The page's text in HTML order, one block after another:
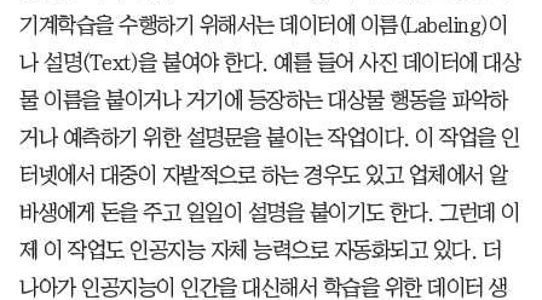
기계학습을 수행하기 위해서는 데이터에 이름(Labeling)이
나 설명(Text)을 붙여야 한다. 예를 들어 사진 데이터에 대상
물 이름을 붙이거나 거기에 등장하는 대상물 행동을 파악하
거나 예측하기 위한 설명문을 붙이는 작업이다. 이 작업을 인
터넷에서 대중이 자발적으로 하는 경우도 있고 업체에서 알
바생에게 돈을 주고 일일이 설명을 붙이기도 한다. 그런데 이
제 이 작업도 인공지능 자체 능력으로 자동화되고 있다. 더
나아가 인공지능이 인간을 대신해서 학습을 위한 데이터 생